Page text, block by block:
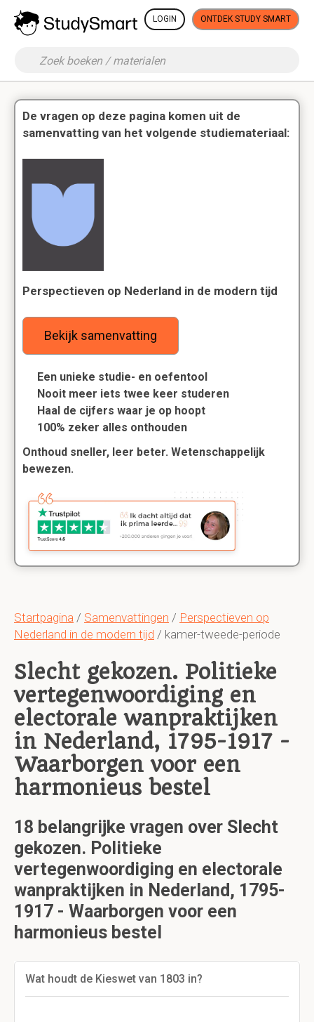
LOGIN ONTDEK STUDY SMART
Startpagina / Samenvattingen / Perspectieven op
Nederland in de modern tijd / kamer-tweede-periode
Slecht gekozen. Politieke
vertegenwoordiging en
electorale wanpraktijken
in Nederland, 1795-1917 -
Waarborgen voor een
harmonieus bestel
18 belangrijke vragen over Slecht
gekozen. Politieke
vertegenwoordiging en electorale
wanpraktijken in Nederland, 1795-
1917 - Waarborgen voor een
harmonieus bestel
Wat houdt de Kieswet van 1803 in?
De vragen op deze pagina komen uit de
samenvatting van het volgende studiemateriaal:
Perspectieven op Nederland in de modern tijd
Bekijk samenvatting
Een unieke studie- en oefentool
Nooit meer iets twee keer studeren
Haal de cijfers waar je op hoopt
100% zeker alles onthouden
Onthoud sneller, leer beter. Wetenschappelijk
bewezen.